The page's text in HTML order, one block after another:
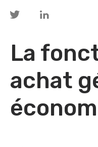
La
achat